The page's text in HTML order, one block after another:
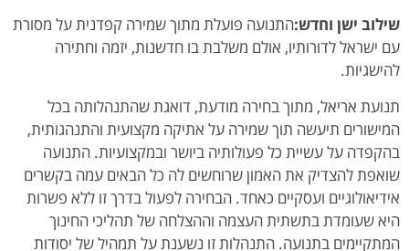
שילוב ישן וחדש:התנועה פועלת מתוך שמירה קפדנית על מסורת
עם ישראל לדורותיו, אולם משלבת בו חדשנות, יזמה וחתירה
להישגיות.
תנועת אריאל, מתוך בחירה מודעת, דואגת שהתנהלותה בכל
המישורים תיעשה תוך שמירה על אתיקה מקצועית והתנהגותית,
בהקפדה על עשיית כל פעולותיה ביושר ובמקצועיות. התנועה
שואפת להצדיק את האמון שרוחשים לה כל הבאים עמה בקשרים
אידיאולוגיים ועסקיים כאחד. הבחירה לפעול בדרך זו ללא פשרות
היא שעומדת בתשתית העצמה וההצלחה של תהליכי החינוך
המתקיימים בתנועה. התנהלות זו נשענת על תמהיל של יסודות